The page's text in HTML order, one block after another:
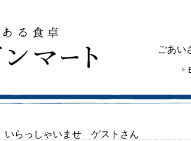
ごあい
いらっしゃいませ ゲストさん